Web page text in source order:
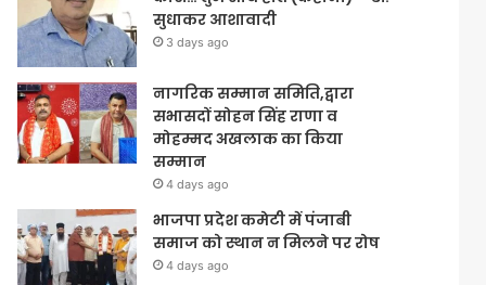
सुधाकर आशावादी
3 days ago
नागरिक सम्मान समिति,द्वारा
सभासदों सोहन सिंह राणा व
मोहम्मद अखलाक का किया
सम्मान
4 days ago
भाजपा प्रदेश कमेटी में पंजाबी
समाज को स्थान न मिलने पर रोष
4 days ago